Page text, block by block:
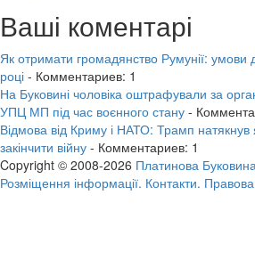
Ваші коментарі
Як отримати громадянство Румунії:
році - Комментариев: 1
На Буковині чоловіка оштрафували за
УПЦ МП під час воєнного стану -
Відмова від Криму і НАТО: Трамп
закінчити війну - Комментариев: 1
Copyright © 2008-2026 Платинова
Розміщення інформації. Контакти.